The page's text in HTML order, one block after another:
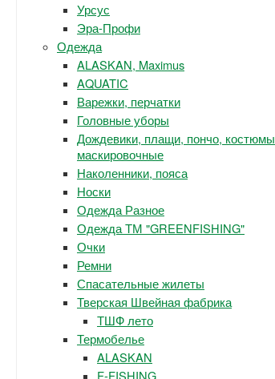
Урсус
Эра-Профи
Одежда
ALASKAN, Maximus
AQUATIC
Варежки, перчатки
Головные уборы
Дождевики, плащи, пончо, костюмы
маскировочные
Наколенники, пояса
Носки
Одежда Разное
Одежда ТМ "GREENFISHING"
Очки
Ремни
Спасательные жилеты
Тверская Швейная фабрика
ТШФ лето
Термобелье
ALASKAN
F-FISHING